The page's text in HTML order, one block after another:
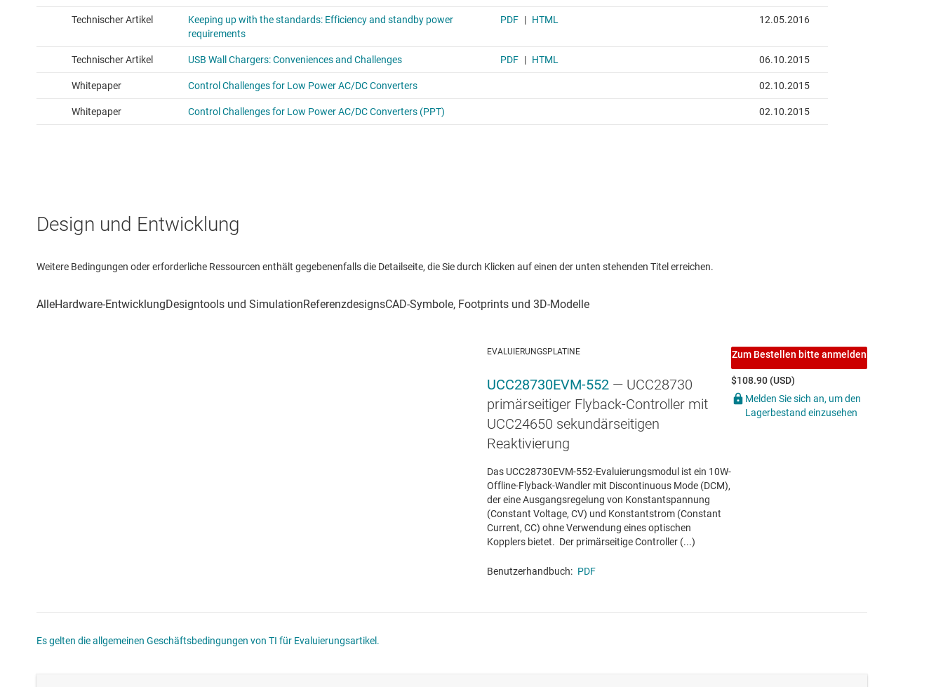
Design und Entwicklung
Weitere Bedingungen oder erforderliche Ressourcen enthält gegebenenfalls die Detailseite, die Sie durch Klicken auf einen der unten stehenden Titel erreichen.
EVALUIERUNGSPLATINE
UCC28730EVM-552 — UCC28730
primärseitiger Flyback-Controller mit
UCC24650 sekundärseitigen
Reaktivierung
Das UCC28730EVM-552-Evaluierungsmodul ist ein 10W-
Offline-Flyback-Wandler mit Discontinuous Mode (DCM),
der eine Ausgangsregelung von Konstantspannung
(Constant Voltage, CV) und Konstantstrom (Constant
Current, CC) ohne Verwendung eines optischen
Kopplers bietet. Der primärseitige Controller (...)
Benutzerhandbuch: PDF
Zum Bestellen bitte anmelden
$108.90 (USD)
Melden Sie sich an, um den
Lagerbestand einzusehen
Es gelten die allgemeinen Geschäftsbedingungen von TI für Evaluierungsartikel.